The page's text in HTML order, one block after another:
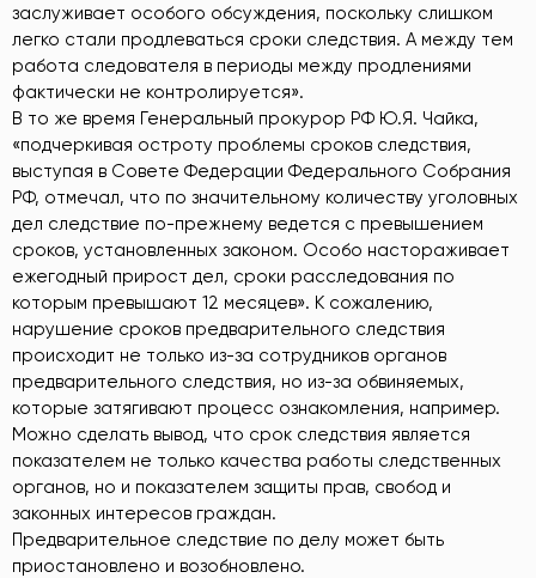
заслуживает особого обсуждения, поскольку слишком
легко стали продлеваться сроки следствия. А между тем
работа следователя в периоды между продлениями
фактически не контролируется».
В то же время Генеральный прокурор РФ Ю.Я. Чайка,
«подчеркивая остроту проблемы сроков следствия,
выступая в Совете Федерации Федерального Собрания
РФ, отмечал, что по значительному количеству уголовных
дел следствие по-прежнему ведется с превышением
сроков, установленных законом. Особо настораживает
ежегодный прирост дел, сроки расследования по
которым превышают 12 месяцев». К сожалению,
нарушение сроков предварительного следствия
происходит не только из-за сотрудников органов
предварительного следствия, но из-за обвиняемых,
которые затягивают процесс ознакомления, например.
Можно сделать вывод, что срок следствия является
показателем не только качества работы следственных
органов, но и показателем защиты прав, свобод и
законных интересов граждан.
Предварительное следствие по делу может быть
приостановлено и возобновлено.